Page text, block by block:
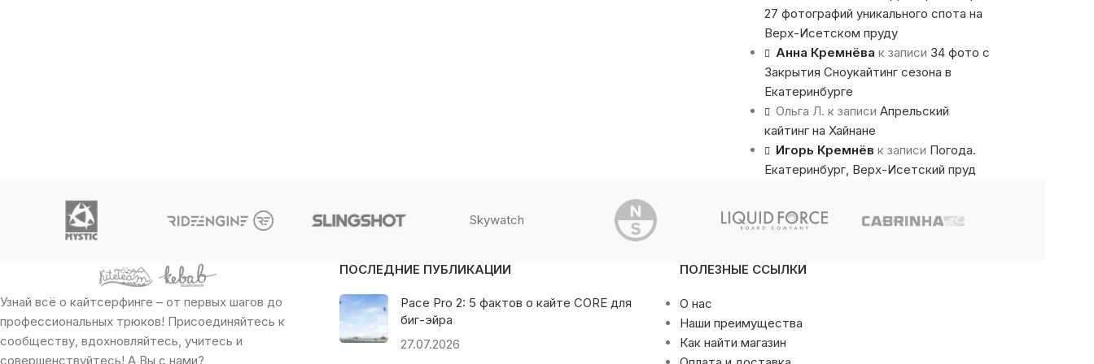
27 фотографий уникального спота на
Верх-Исетском пруду
Анна Кремнёва к записи 34 фото с
Закрытия Сноукайтинг сезона в
Екатеринбурге
Ольга Л. к записи Апрельский
кайтинг на Хайнане
Игорь Кремнёв к записи Погода.
Екатеринбург, Верх-Исетский пруд
Skywatch
Узнай всё о кайтсерфинге – от первых шагов до
профессиональных трюков! Присоединяйтесь к
сообществу, вдохновляйтесь, учитесь и
совершенствуйтесь! А Вы с нами?
ПОСЛЕДНИЕ ПУБЛИКАЦИИ
Pace Pro 2: 5 фактов о кайте CORE для
биг-эйра
27.07.2026
ПОЛЕЗНЫЕ ССЫЛКИ
О нас
Наши преимущества
Как найти магазин